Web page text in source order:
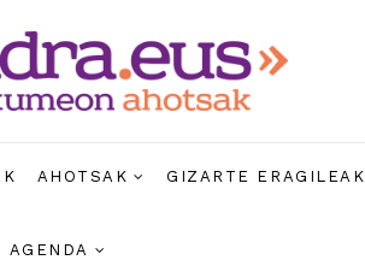
AHOTSAK GIZARTE ERAGILEAK
AGENDA